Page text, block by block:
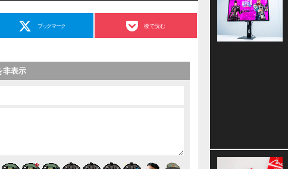
ブックマーク 後で読む
非表示